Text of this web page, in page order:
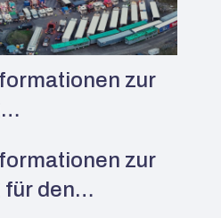
zur
zur
für den…